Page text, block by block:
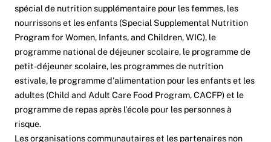
spécial de nutrition supplémentaire pour les femmes, les
nourrissons et les enfants (Special Supplemental Nutrition
Program for Women, Infants, and Children, WIC), le
programme national de déjeuner scolaire, le programme de
petit-déjeuner scolaire, les programmes de nutrition
estivale, le programme d'alimentation pour les enfants et les
adultes (Child and Adult Care Food Program, CACFP) et le
programme de repas après l'école pour les personnes à
risque.
Les organisations communautaires et les partenaires non